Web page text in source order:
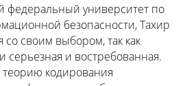
федеральный университет по
безопасности, Тахир
своим выбором, так как
серьезная и востребованная.
теорию кодирования